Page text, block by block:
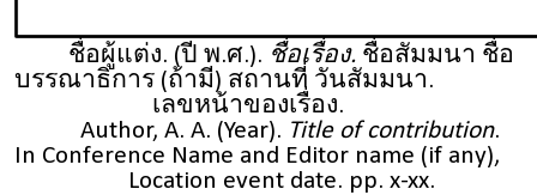
ชื่อผู้แต่ง. (ปี พ.ศ.). ชื่อเรื่อง. ชื่อสัมมนา ชื่อ
บรรณาธิการ (ถ้ามี) สถานที่ วันสัมมนา.
เลขหน้าของเรื่อง.
Author, A. A. (Year). Title of contribution.
In Conference Name and Editor name (if any),
Location event date. pp. x-xx.